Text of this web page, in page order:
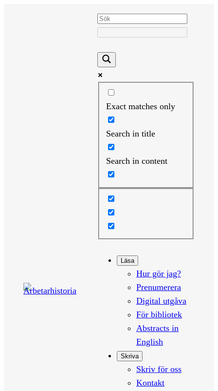
Exact matches only
Search in title
Search in content
Läsa
Hur gör jag?
Prenumerera
Digital utgåva
För bibliotek
Abstracts in
English
Skriva
Skriv för oss
Kontakt